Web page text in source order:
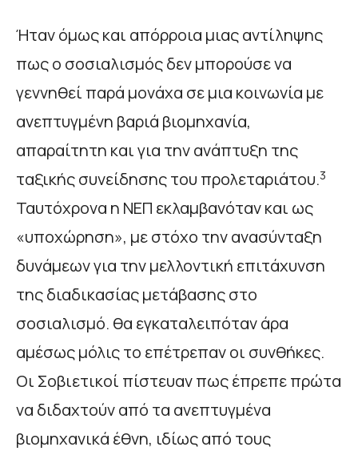
Ήταν όμως και απόρροια μιας αντίληψης
πως ο σοσιαλισμός δεν μπορούσε να
γεννηθεί παρά μονάχα σε μια κοινωνία με
ανεπτυγμένη βαριά βιομηχανία,
απαραίτητη και για την ανάπτυξη της
ταξικής συνείδησης του προλεταριάτου.3
Ταυτόχρονα η ΝΕΠ εκλαμβανόταν και ως
«υποχώρηση», με στόχο την ανασύνταξη
δυνάμεων για την μελλοντική επιτάχυνση
της διαδικασίας μετάβασης στο
σοσιαλισμό. θα εγκαταλειπόταν άρα
αμέσως μόλις το επέτρεπαν οι συνθήκες.
Οι Σοβιετικοί πίστευαν πως έπρεπε πρώτα
να διδαχτούν από τα ανεπτυγμένα
βιομηχανικά έθνη, ιδίως από τους